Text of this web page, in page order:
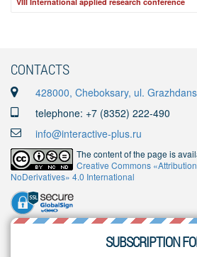
CONTACTS
428000, Cheboksary, ul.
telephone: +7 (8352) 222-490
info@interactive-plus.ru
The content of the page is
Creative Commons
NoDerivatives» 4.0 International
SUBSCRIPTION